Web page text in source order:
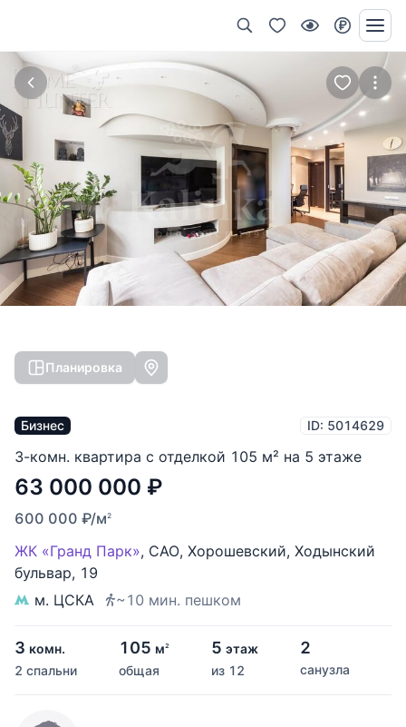
Планировка
Бизнес ID: 5014629
3-комн. квартира с отделкой 105 м² на 5 этаже
63 000 000 ₽
600 000 ₽/м2
ЖК «Гранд Парк», САО, Хорошевский, Ходынский
бульвар, 19
м. ЦСКА
~10 мин. пешком
3 комн.
2 спальни
105 м2
общая
5 этаж
из 12
2
санузла